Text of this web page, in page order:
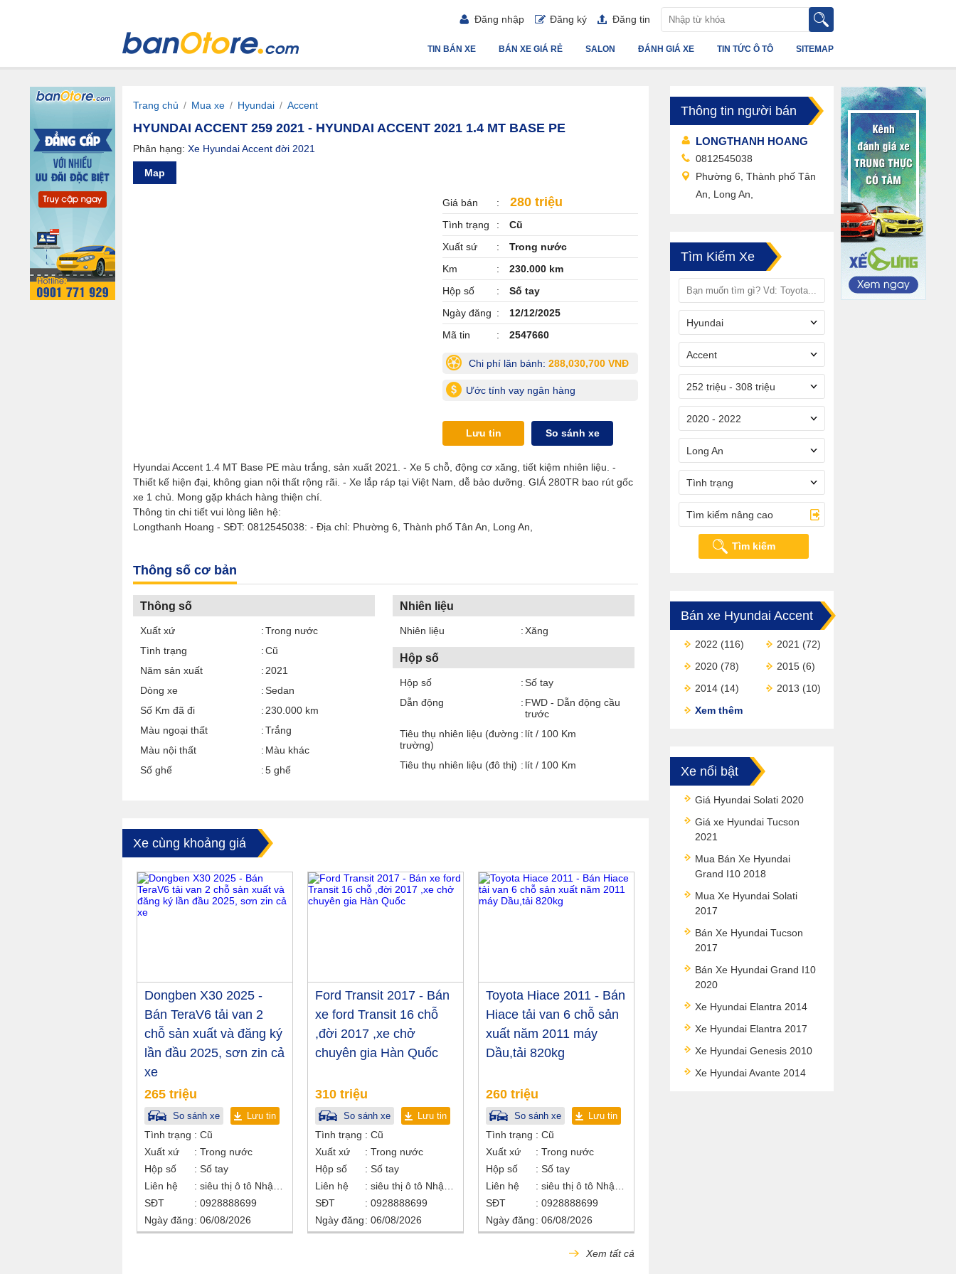
Đăng nhập Đăng ký Đăng tin
SITEMAP
TIN TỨC Ô TÔ
ĐÁNH GIÁ XE
SALON
BÁN XE GIÁ RẺ
TIN BÁN XE
Trang chủ / Mua xe / Hyundai / Accent
HYUNDAI ACCENT 259 2021 - HYUNDAI ACCENT 2021 1.4 MT BASE PE
Phân hạng: Xe Hyundai Accent đời 2021
Map
Giá bán 280 triệu
Tình trạng
Cũ
Xuất sứ
Trong nước
Km
230.000 km
Hộp số
Số tay
Ngày đăng
12/12/2025
Mã tin
2547660
Chi phí lăn bánh: 288,030,700 VNĐ
Ước tính vay ngân hàng
Lưu tin So sánh xe
Hyundai Accent 1.4 MT Base PE màu trắng, sản xuất 2021. - Xe 5 chỗ, động cơ xăng, tiết kiệm nhiên liệu. -
Thiết kế hiện đại, không gian nội thất rộng rãi. - Xe lắp ráp tại Việt Nam, dễ bảo dưỡng. GIÁ 280TR bao rút gốc
xe 1 chủ. Mong gặp khách hàng thiện chí.
Thông tin chi tiết vui lòng liên hệ:
Longthanh Hoang - SĐT: 0812545038: - Địa chỉ: Phường 6, Thành phố Tân An, Long An,
Thông số cơ bản
Thông số
Xuất xứ
Trong nước
Tình trạng
Cũ
Năm sản xuất
2021
Dòng xe
Sedan
Số Km đã đi
230.000 km
Màu ngoại thất
Trắng
Màu nội thất
Màu khác
Số ghế
5 ghế
Nhiên liệu
Nhiên liệu Xăng
Hộp số
Hộp số
Số tay
Dẫn động
FWD - Dẫn động cầu
trước
Tiêu thụ nhiên liệu (đường
trường)
lít / 100 Km
Tiêu thụ nhiên liệu (đô thị) lít / 100 Km
Xe cùng khoảng giá
Dongben X30 2025 -
Bán TeraV6 tải van 2
chỗ sản xuất và đăng ký
lần đầu 2025, sơn zin cả
xe
265 triệu
So sánh xe Lưu tin
Tình trạng
Cũ
Xuất xứ
Trong nước
Hộp số
Số tay
Liên hệ
SĐT
0928888699
Ngày đăng
06/08/2026
Ford Transit 2017 - Bán
xe ford Transit 16 chỗ
,đời 2017 ,xe chở
chuyên gia Hàn Quốc
310 triệu
So sánh xe Lưu tin
Tình trạng
Cũ
Xuất xứ
Trong nước
Hộp số
Số tay
Liên hệ
SĐT
0928888699
Ngày đăng
06/08/2026
Toyota Hiace 2011 - Bán
Hiace tải van 6 chỗ sản
xuất năm 2011 máy
Dầu,tải 820kg
260 triệu
So sánh xe Lưu tin
Tình trạng
Cũ
Xuất xứ
Trong nước
Hộp số
Số tay
Liên hệ
SĐT
0928888699
Ngày đăng
06/08/2026
Xem tất cả
Thông tin người bán
LONGTHANH HOANG
0812545038
Phường 6, Thành phố Tân
An, Long An,
Tìm Kiếm Xe
Hyundai
Accent
252 triệu - 308 triệu
2020 - 2022
Long An
Tình trạng
Tìm kiếm nâng cao
Tìm kiếm
Bán xe Hyundai Accent
2022 (116) 2021 (72)
2020 (78) 2015 (6)
2014 (14) 2013 (10)
Xem thêm
Xe nổi bật
Giá Hyundai Solati 2020
Giá xe Hyundai Tucson
2021
Mua Bán Xe Hyundai
Grand I10 2018
Mua Xe Hyundai Solati
2017
Bán Xe Hyundai Tucson
2017
Bán Xe Hyundai Grand I10
2020
Xe Hyundai Elantra 2014
Xe Hyundai Elantra 2017
Xe Hyundai Genesis 2010
Xe Hyundai Avante 2014